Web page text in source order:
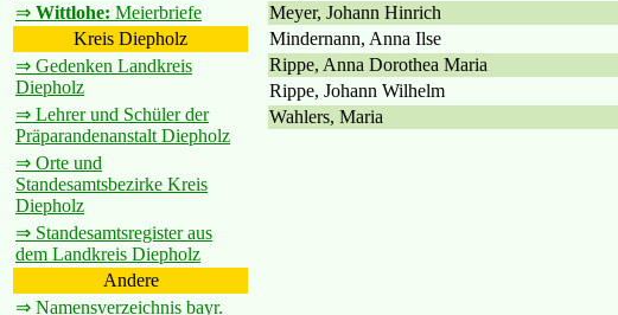
⇒ Wittlohe: Meierbriefe
Kreis Diepholz
⇒ Gedenken Landkreis
Diepholz
⇒ Lehrer und Schüler der
Präparandenanstalt Diepholz
⇒ Orte und
Standesamtsbezirke Kreis
Diepholz
⇒ Standesamtsregister aus
dem Landkreis Diepholz
Andere
⇒ Namensverzeichnis bayr.
Meyer, Johann Hinrich
Mindernann, Anna Ilse
Rippe, Anna Dorothea Maria
Rippe, Johann Wilhelm
Wahlers, Maria